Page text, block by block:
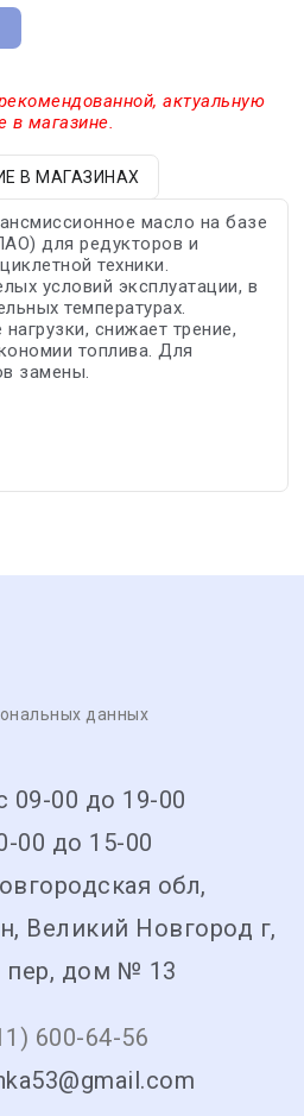
актуальную
в магазине.
В МАГАЗИНАХ
масло на базе
для редукторов и
техники.
условий эксплуатации, в
температурах.
снижает трение,
топлива. Для
замены.
данных
09-00 до 19-00
00 до 15-00
обл,
Великий Новгород г,
пер, дом № 13
600-64-56